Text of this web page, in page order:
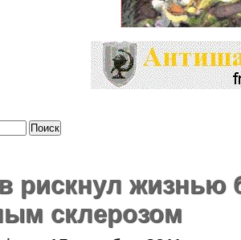
рискнул жизнью
склерозом